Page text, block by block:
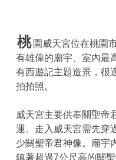
桃 園威天宮位在桃園
有雄偉的廟宇、室內最
有西遊記主題造景，很
拍拍照。
威天宮主要供奉關聖帝
運。走入威天宮需先穿
少關聖帝君神像。廟宇
鎮著超過7公尺高的關